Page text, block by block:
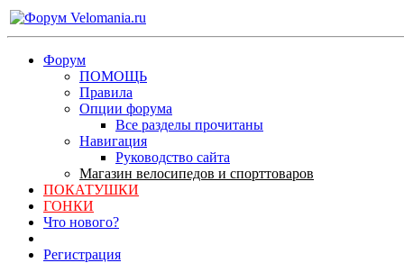
Форум
ПОМОЩЬ
Правила
Опции форума
Все разделы прочитаны
Навигация
Руководство сайта
Магазин велосипедов и спорттоваров
ПОКАТУШКИ
ГОНКИ
Что нового?
Регистрация